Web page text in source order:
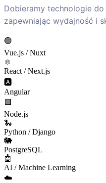
Dobieramy technologie
zapewniając wydajność i
🟢
Vue.js / Nuxt
⚛️
React / Next.js
🅰️
Angular
🟩
Node.js
🐍
Python / Django
🐘
PostgreSQL
🤖
AI / Machine Learning
☁️